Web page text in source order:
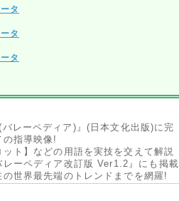
タ
タ
タ
レーペディア)』(日本文化出版)に完
指導映像!
ト】などの用語を実技を交えて解説
レーペディア改訂版 Ver1.2』にも掲載
世界最先端のトレンドまでを網羅!